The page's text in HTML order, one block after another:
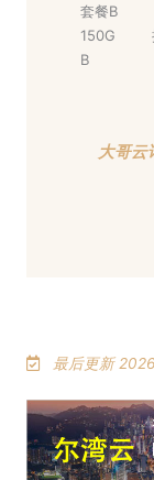
套餐B
150G
B
大哥云
最后更新